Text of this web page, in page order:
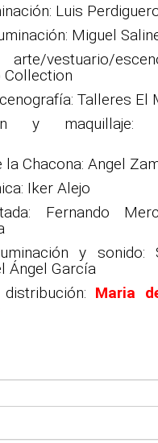
Luis
Miguel
vestuario/
Talleres El
y maquillaje:
Chacona: Angel
Iker Alejo
Fernando
y sonido:
Ángel García
Maria